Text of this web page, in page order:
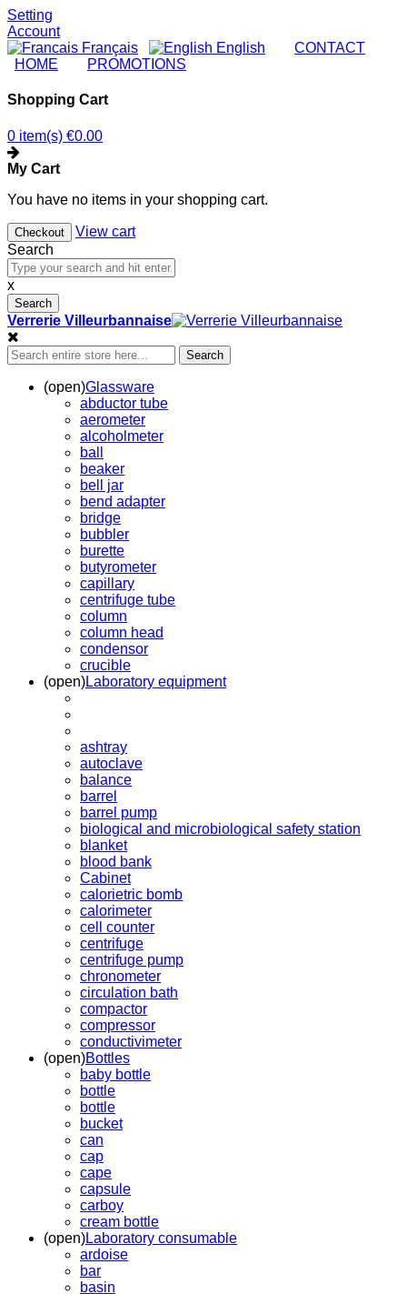
Setting
Account
Français
English CONTACT
HOME
PROMOTIONS
Shopping Cart
0 item(s) €0.00
My Cart
You have no items in your shopping cart.
Checkout
View cart
Search
x
Search
Verrerie Villeurbannaise
Search
(open)Glassware
abductor tube
aerometer
alcoholmeter
ball
beaker
bell jar
bend adapter
bridge
bubbler
burette
butyrometer
capillary
centrifuge tube
column
column head
condensor
crucible
(open)Laboratory equipment
ashtray
autoclave
balance
barrel
barrel pump
biological and microbiological safety station
blanket
blood bank
Cabinet
calorietric bomb
calorimeter
cell counter
centrifuge
centrifuge pump
chronometer
circulation bath
compactor
compressor
conductivimeter
(open)Bottles
baby bottle
bottle
bottle
bucket
can
cap
cape
capsule
carboy
cream bottle
(open)Laboratory consumable
ardoise
bar
basin